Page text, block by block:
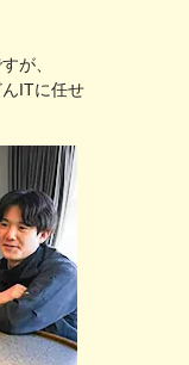
が、
ITに任せ